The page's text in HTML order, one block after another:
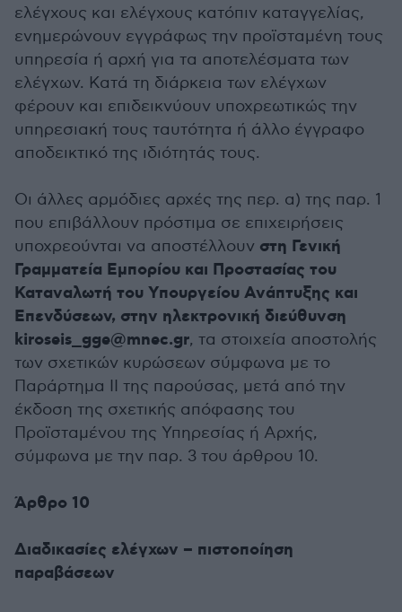
ελέγχους και ελέγχους κατόπιν καταγγελίας,
ενημερώνουν εγγράφως την προϊσταμένη τους
υπηρεσία ή αρχή για τα αποτελέσματα των
ελέγχων. Κατά τη διάρκεια των ελέγχων
φέρουν και επιδεικνύουν υποχρεωτικώς την
υπηρεσιακή τους ταυτότητα ή άλλο έγγραφο
αποδεικτικό της ιδιότητάς τους.
Οι άλλες αρμόδιες αρχές της περ. α) της παρ. 1
που επιβάλλουν πρόστιμα σε επιχειρήσεις
υποχρεούνται να αποστέλλουν στη Γενική
Γραμματεία Εμπορίου και Προστασίας του
Καταναλωτή του Υπουργείου Ανάπτυξης και
Επενδύσεων, στην ηλεκτρονική διεύθυνση
kiroseis_gge@mnec.gr, τα στοιχεία αποστολής
των σχετικών κυρώσεων σύμφωνα με το
Παράρτημα ΙΙ της παρούσας, μετά από την
έκδοση της σχετικής απόφασης του
Προϊσταμένου της Υπηρεσίας ή Αρχής,
σύμφωνα με την παρ. 3 του άρθρου 10.
Άρθρο 10
Διαδικασίες ελέγχων – πιστοποίηση
παραβάσεων